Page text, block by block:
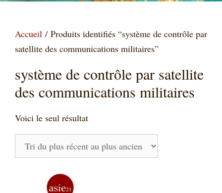
Accueil / Produits identifiés “système de contrôle par
satellite des communications militaires”
système de contrôle par satellite
des communications militaires
Voici le seul résultat